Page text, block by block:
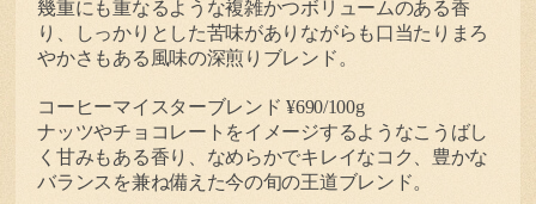
幾重にも重なるような複雑かつボリュームのある香
り、しっかりとした苦味がありながらも口当たりまろ
やかさもある風味の深煎りブレンド。
コーヒーマイスターブレンド ¥690/100g
ナッツやチョコレートをイメージするようなこうばし
く甘みもある香り、なめらかでキレイなコク、豊かな
バランスを兼ね備えた今の旬の王道ブレンド。